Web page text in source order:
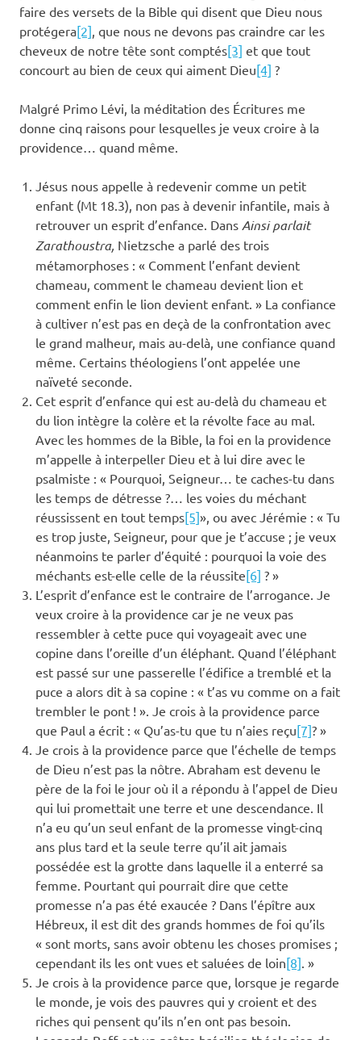
faire des versets de la Bible qui disent que Dieu nous
protégera[2], que nous ne devons pas craindre car les
cheveux de notre tête sont comptés[3] et que tout
concourt au bien de ceux qui aiment Dieu[4] ?
Malgré Primo Lévi, la méditation des Écritures me
donne cinq raisons pour lesquelles je veux croire à la
providence… quand même.
Jésus nous appelle à redevenir comme un petit
enfant (Mt 18.3), non pas à devenir infantile, mais à
retrouver un esprit d’enfance. Dans Ainsi parlait
Zarathoustra, Nietzsche a parlé des trois
métamorphoses : « Comment l’enfant devient
chameau, comment le chameau devient lion et
comment enfin le lion devient enfant. » La confiance
à cultiver n’est pas en deçà de la confrontation avec
le grand malheur, mais au-delà, une confiance quand
même. Certains théologiens l’ont appelée une
naïveté seconde.
Cet esprit d’enfance qui est au-delà du chameau et
du lion intègre la colère et la révolte face au mal.
Avec les hommes de la Bible, la foi en la providence
m’appelle à interpeller Dieu et à lui dire avec le
psalmiste : « Pourquoi, Seigneur… te caches-tu dans
les temps de détresse ?… les voies du méchant
réussissent en tout temps[5]», ou avec Jérémie : « Tu
es trop juste, Seigneur, pour que je t’accuse ; je veux
néanmoins te parler d’équité : pourquoi la voie des
méchants est-elle celle de la réussite[6] ? »
L’esprit d’enfance est le contraire de l’arrogance. Je
veux croire à la providence car je ne veux pas
ressembler à cette puce qui voyageait avec une
copine dans l’oreille d’un éléphant. Quand l’éléphant
est passé sur une passerelle l’édifice a tremblé et la
puce a alors dit à sa copine : « t’as vu comme on a fait
trembler le pont ! ». Je crois à la providence parce
que Paul a écrit : « Qu’as-tu que tu n’aies reçu[7]? »
Je crois à la providence parce que l’échelle de temps
de Dieu n’est pas la nôtre. Abraham est devenu le
père de la foi le jour où il a répondu à l’appel de Dieu
qui lui promettait une terre et une descendance. Il
n’a eu qu’un seul enfant de la promesse vingt-cinq
ans plus tard et la seule terre qu’il ait jamais
possédée est la grotte dans laquelle il a enterré sa
femme. Pourtant qui pourrait dire que cette
promesse n’a pas été exaucée ? Dans l’épître aux
Hébreux, il est dit des grands hommes de foi qu’ils
« sont morts, sans avoir obtenu les choses promises ;
cependant ils les ont vues et saluées de loin[8]. »
Je crois à la providence parce que, lorsque je regarde
le monde, je vois des pauvres qui y croient et des
riches qui pensent qu’ils n’en ont pas besoin.